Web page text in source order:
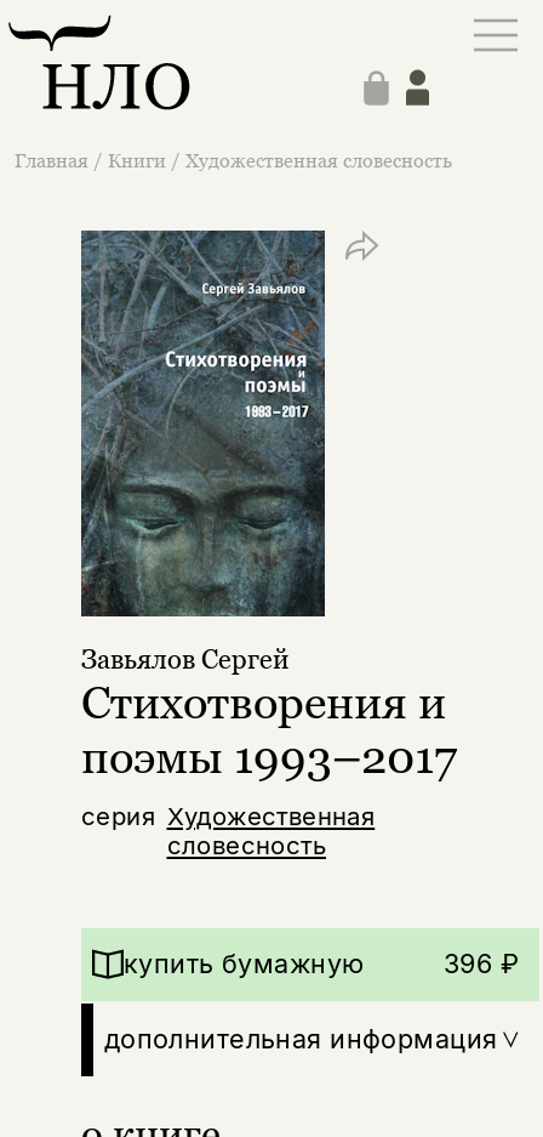
Главная / Книги / Художественная словесность
серия Художественная
словесность
Завьялов Сергей
Стихотворения и
поэмы 1993–2017
купить бумажную 396 ₽
дополнительная информация